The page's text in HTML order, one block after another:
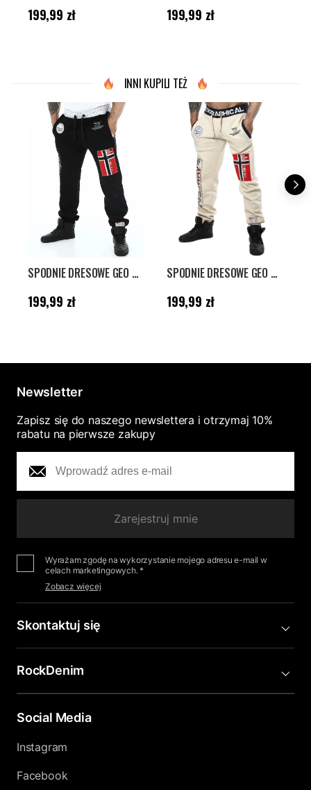
Cena :199,99 zł
199,99 zł
Cena :199,99 zł
199,99 zł
INNI KUPILI TEŻ
SPODNIE DRESOWE GEO NORWAY - CZARNE
Cena :199,99 zł
199,99 zł
SPODNIE DRESOWE GEO NORWAY - BEŻOWE
Cena :199,99 zł
199,99 zł
Newsletter
Zapisz się do naszego newslettera i otrzymaj 10%
rabatu na pierwsze zakupy
Zarejestruj mnie
Wyrażam zgodę na wykorzystanie mojego adresu e-mail w
celach marketingowych. *
Zobacz więcej
Skontaktuj się
RockDenim
Social Media
Instagram
Facebook